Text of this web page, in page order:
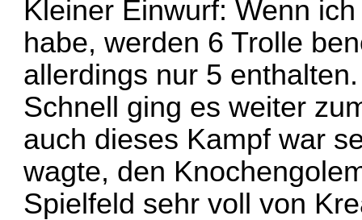
Kleiner Einwurf: Wenn
habe, werden 6 Trolle
allerdings nur 5
Schnell ging es weiter
auch dieses Kampf war
wagte, den
Spielfeld sehr voll von